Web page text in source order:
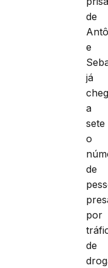
de
e
já
a
sete
o
de
por
de